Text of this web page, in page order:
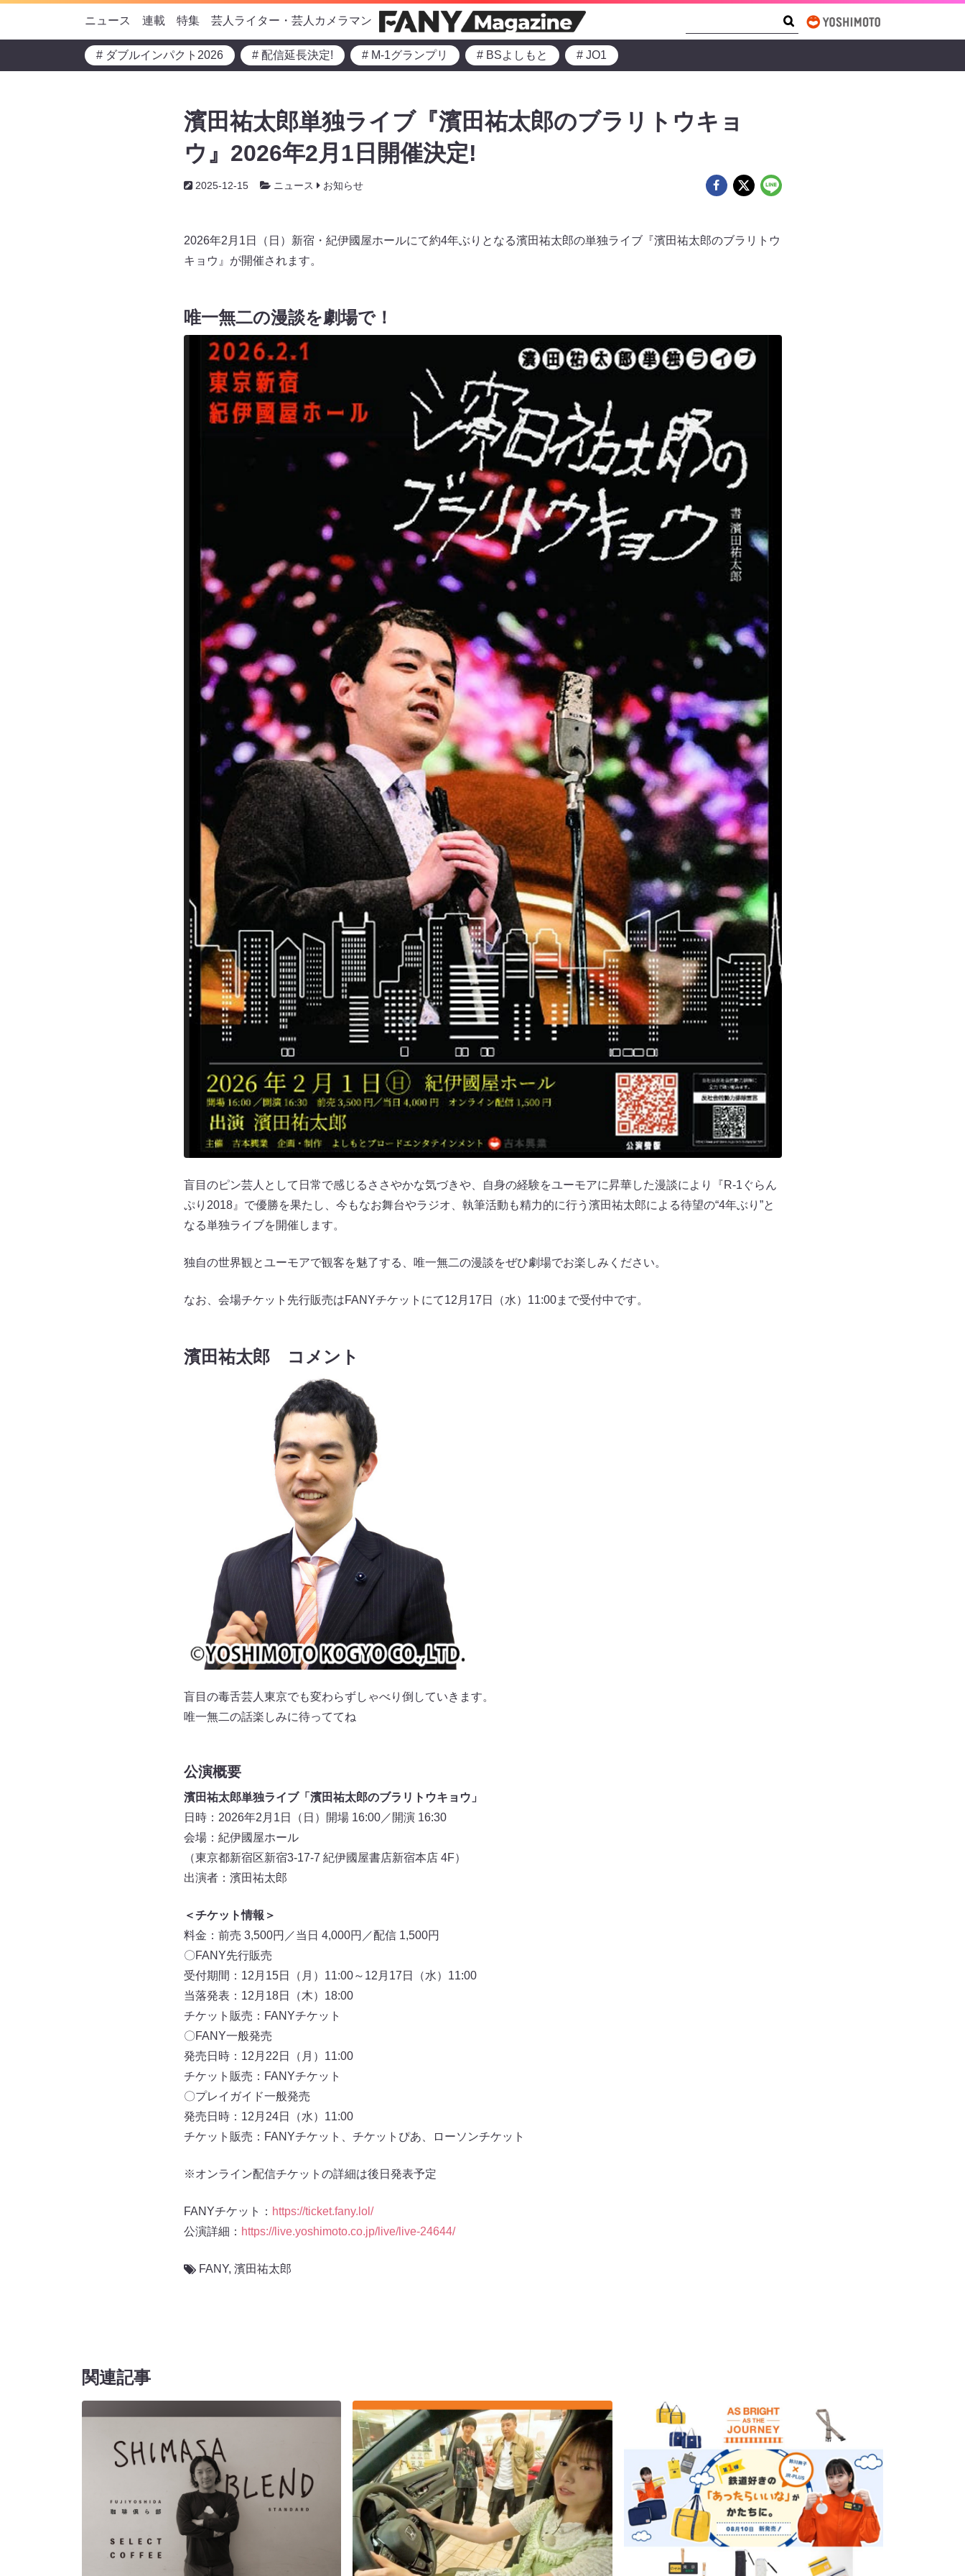
ニュース 連載 特集 芸人ライター・芸人カメラマン
# ダブルインパクト2026 # 配信延長決定! # M-1グランプリ # BSよしもと # JO1
濱田祐太郎単独ライブ『濱田祐太郎のブラリトウキョ
ウ』2026年2月1日開催決定!
2025-12-15 ニュース お知らせ
2026年2月1日（日）新宿・紀伊國屋ホールにて約4年ぶりとなる濱田祐太郎の単独ライブ『濱田祐太郎のブラリトウ
キョウ』が開催されます。
唯一無二の漫談を劇場で！
盲目のピン芸人として日常で感じるささやかな気づきや、自身の経験をユーモアに昇華した漫談により『R-1ぐらん
ぷり2018』で優勝を果たし、今もなお舞台やラジオ、執筆活動も精力的に行う濱田祐太郎による待望の“4年ぶり”と
なる単独ライブを開催します。
独自の世界観とユーモアで観客を魅了する、唯一無二の漫談をぜひ劇場でお楽しみください。
なお、会場チケット先行販売はFANYチケットにて12月17日（水）11:00まで受付中です。
濱田祐太郎 コメント
盲目の毒舌芸人東京でも変わらずしゃべり倒していきます。
唯一無二の話楽しみに待っててね
公演概要
濱田祐太郎単独ライブ「濱田祐太郎のブラリトウキョウ」
日時：2026年2月1日（日）開場 16:00／開演 16:30
会場：紀伊國屋ホール
（東京都新宿区新宿3-17-7 紀伊國屋書店新宿本店 4F）
出演者：濱田祐太郎
＜チケット情報＞
料金：前売 3,500円／当日 4,000円／配信 1,500円
〇FANY先行販売
受付期間：12月15日（月）11:00～12月17日（水）11:00
当落発表：12月18日（木）18:00
チケット販売：FANYチケット
〇FANY一般発売
発売日時：12月22日（月）11:00
チケット販売：FANYチケット
〇プレイガイド一般発売
発売日時：12月24日（水）11:00
チケット販売：FANYチケット、チケットぴあ、ローソンチケット
※オンライン配信チケットの詳細は後日発表予定
FANYチケット： https://ticket.fany.lol/
公演詳細： https://live.yoshimoto.co.jp/live/live-24644/
FANY, 濱田祐太郎
関連記事